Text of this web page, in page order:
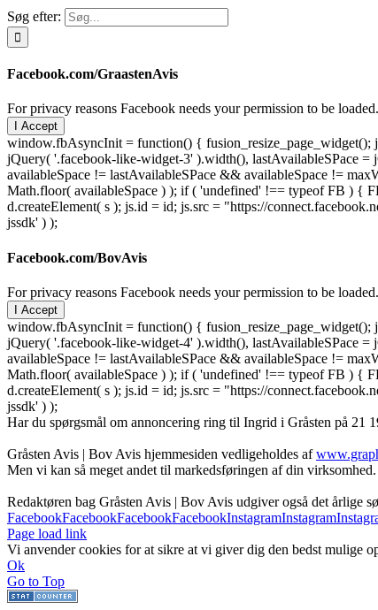
Søg efter:
Facebook.com/GraastenAvis
For privacy reasons Facebook needs your permission to be
I Accept
window.fbAsyncInit = function() {
jQuery( '.facebook-like-widget-3' ).width(), lastAvailableSPace
availableSpace != lastAvailableSPace && availableSpace !=
Math.floor( availableSpace ) ); if ( 'undefined' !== typeof FB )
d.createElement( s ); js.id = id; js.src = "https://
jssdk' ) );
Facebook.com/BovAvis
For privacy reasons Facebook needs your permission to be
I Accept
window.fbAsyncInit = function() {
jQuery( '.facebook-like-widget-4' ).width(), lastAvailableSPace
availableSpace != lastAvailableSPace && availableSpace !=
Math.floor( availableSpace ) ); if ( 'undefined' !== typeof FB )
d.createElement( s ); js.id = id; js.src = "https://
jssdk' ) );
Har du spørgsmål om annoncering ring til Ingrid i Gråsten på
Gråsten Avis | Bov Avis hjemmesiden vedligeholdes af
Men vi kan så meget andet til markedsføringen af din
Redaktøren bag Gråsten Avis | Bov Avis udgiver også det årlige
FacebookFacebookFacebookFacebookInstagramInstagram
Page load link
Vi anvender cookies for at sikre at vi giver dig den bedst mulige
Ok
Go to Top